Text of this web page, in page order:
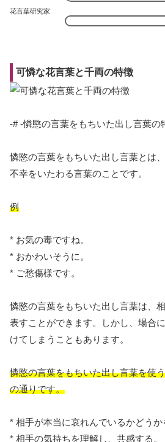
花言葉研究家
可憐な花言葉と千両の特徴
-# -憐愍の言葉をもちいた出し言葉の
憐愍の言葉をもちいた出し言葉とは
不幸をいたわる言葉のことです。
例
* お気の毒ですね。
* おかわいそうに。
* ご愁傷様です。
憐愍の言葉をもちいた出し言葉は、
表すことができます。しかし、場合
けてしまうこともあります。
憐愍の言葉をもちいた出し言葉を使
の通りです。
* 相手が本当に哀れんでいるかどうか
* 相手の気持ちを理解し、共感する。